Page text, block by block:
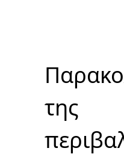
της